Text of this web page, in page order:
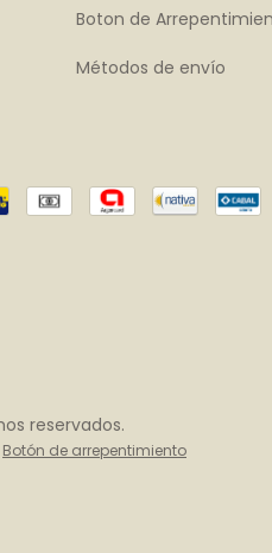
Boton de
Métodos de envío
reservados.
Botón de arrepentimiento